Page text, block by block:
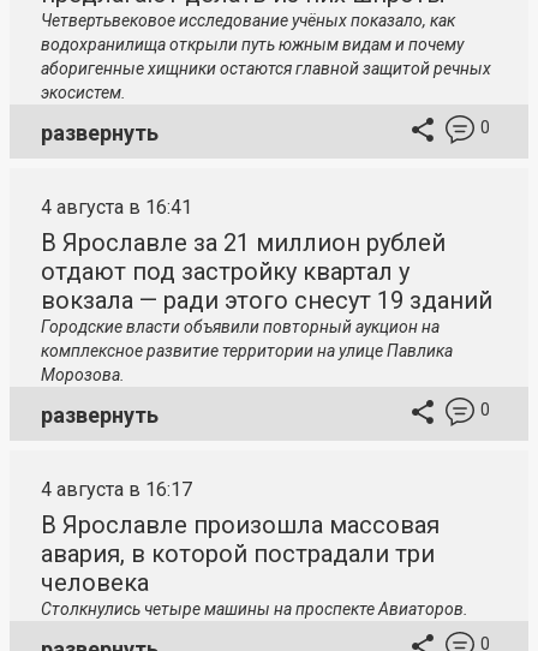
Четвертьвековое исследование учёных показало, как
водохранилища открыли путь южным видам и почему
аборигенные хищники остаются главной защитой речных
экосистем.
развернуть 0
4 августа в 16:41
В Ярославле за 21 миллион рублей
отдают под застройку квартал у
вокзала — ради этого снесут 19 зданий
Городские власти объявили повторный аукцион на
комплексное развитие территории на улице Павлика
Морозова.
развернуть 0
4 августа в 16:17
В Ярославле произошла массовая
авария, в которой пострадали три
человека
Столкнулись четыре машины на проспекте Авиаторов.
0